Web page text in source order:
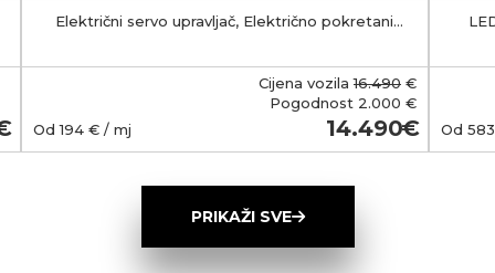
Električni servo upravljač, Električno pokretani
Cijena vozila16.490 €
Pogodnost 2.000 €
Od194€ / mj 14.490 Od 583
PRIKAŽI SVE